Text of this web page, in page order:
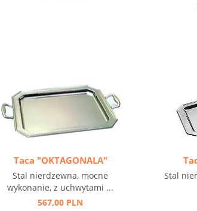
Taca "OKTAGONALA"
Stal nierdzewna, mocne
wykonanie, z uchwytami ...
567,00 PLN
Stal